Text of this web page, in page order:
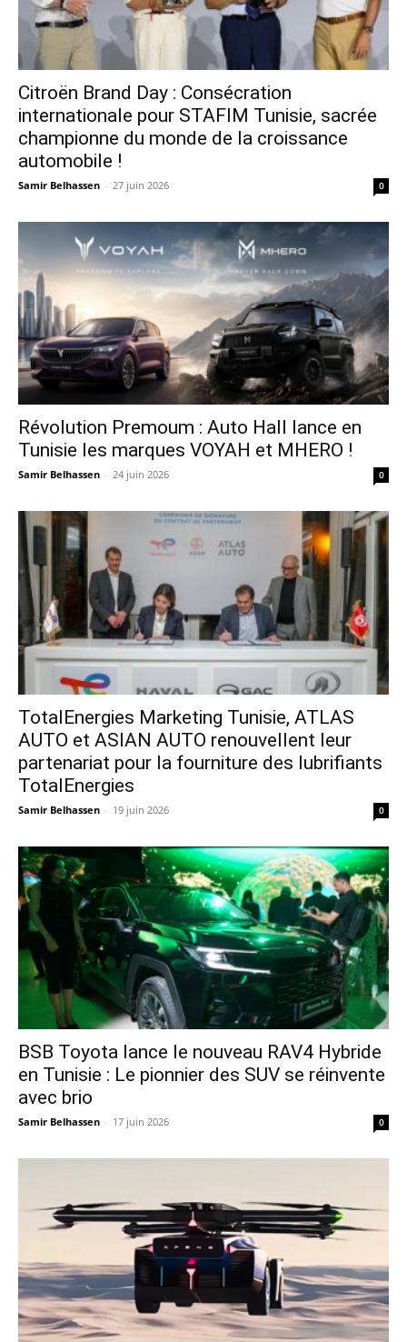
Citroën Brand Day : Consécration
internationale pour STAFIM Tunisie, sacrée
championne du monde de la croissance
automobile !
Samir Belhassen - 27 juin 2026 0
Révolution Premoum : Auto Hall lance en
Tunisie les marques VOYAH et MHERO !
Samir Belhassen - 24 juin 2026 0
TotalEnergies Marketing Tunisie, ATLAS
AUTO et ASIAN AUTO renouvellent leur
partenariat pour la fourniture des lubrifiants
TotalEnergies
Samir Belhassen - 19 juin 2026 0
​BSB Toyota lance le nouveau RAV4 Hybride
en Tunisie : Le pionnier des SUV se réinvente
avec brio
Samir Belhassen - 17 juin 2026 0